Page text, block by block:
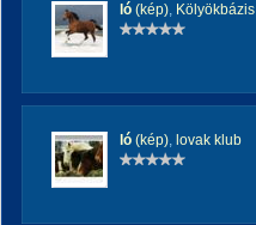
ló (kép), Kölyökbázis
ló (kép), lovak klub